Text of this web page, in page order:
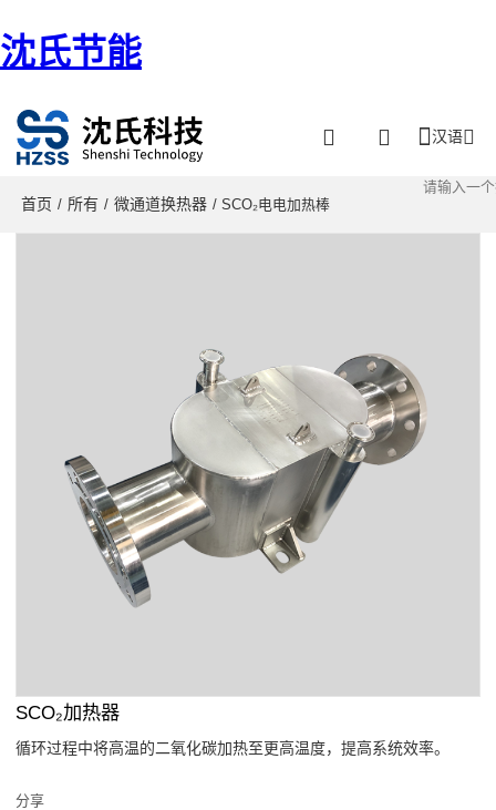
沈氏节能
汉语
首页 / 所有 / 微通道换热器 / SCO₂电电加热棒
SCO₂加热器
循环过程中将高温的二氧化碳加热至更高温度，提高系统效率。
分享